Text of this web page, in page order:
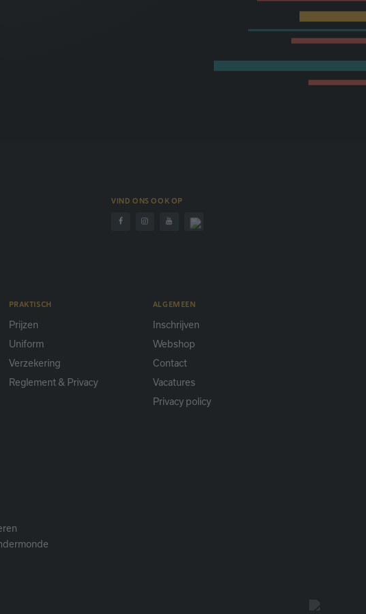
VIND ONS OOK OP
PRAKTISCH
Prijzen
Uniform
Verzekering
Reglement & Privacy
ALGEMEEN
Inschrijven
Webshop
Contact
Vacatures
Privacy policy